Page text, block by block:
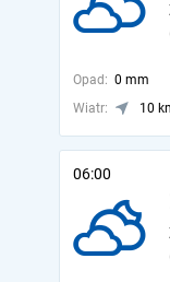
Opad: 0 mm
Wiatr:
10
06:00